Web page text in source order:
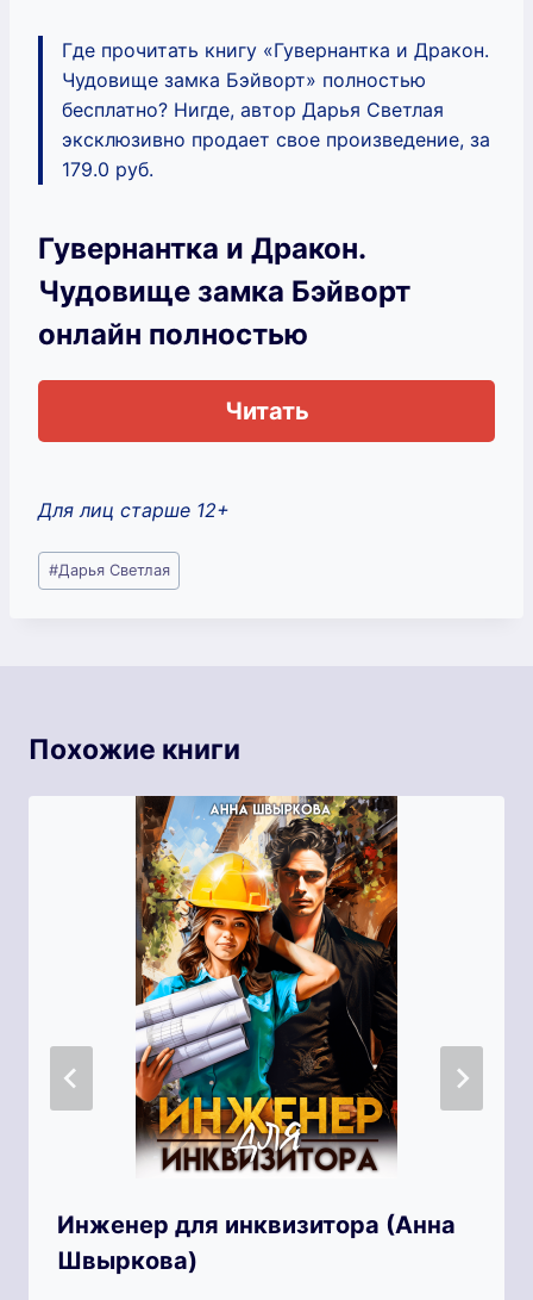
Где прочитать книгу «Гувернантка и Дракон.
Чудовище замка Бэйворт» полностью
бесплатно? Нигде, автор Дарья Светлая
эксклюзивно продает свое произведение, за
179.0 руб.
Гувернантка и Дракон.
Чудовище замка Бэйворт
онлайн полностью
Читать
Для лиц старше 12+
Метки
записи:
#Дарья Светлая
Похожие книги
Инженер для инквизитора (Анна
Швыркова)